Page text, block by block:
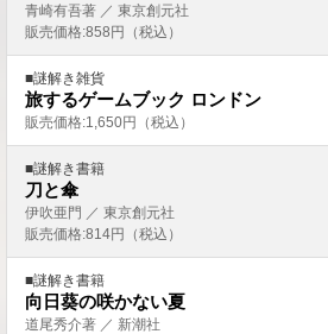
青崎有吾著 ／ 東京創元社
販売価格:858円（税込）
■謎解き雑貨
旅するゲームブック ロンドン
販売価格:1,650円（税込）
■謎解き書籍
刀と傘
伊吹亜門 ／ 東京創元社
販売価格:814円（税込）
■謎解き書籍
向日葵の咲かない夏
道尾秀介著 ／ 新潮社